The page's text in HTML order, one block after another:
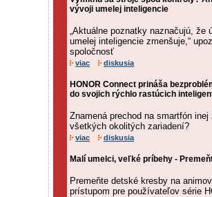
vývoji umelej inteligencie
„Aktuálne poznatky naznačujú,
umelej inteligencie zmenšuje,“
spoločnosť
viac diskusia
HONOR Connect prináša
do svojich rýchlo rastúcich
Znamená prechod na smartfón
všetkých okolitých zariadení?
viac diskusia
Malí umelci, veľké príbehy -
Premeňte detské kresby na
prístupom pre používateľov série